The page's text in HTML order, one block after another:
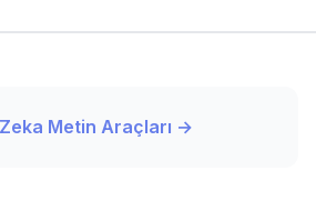
Metin Araçları →